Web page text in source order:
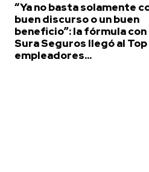
“Ya no basta solamente
buen discurso o un buen
beneficio”: la fórmula con
Sura Seguros llegó al Top
empleadores...